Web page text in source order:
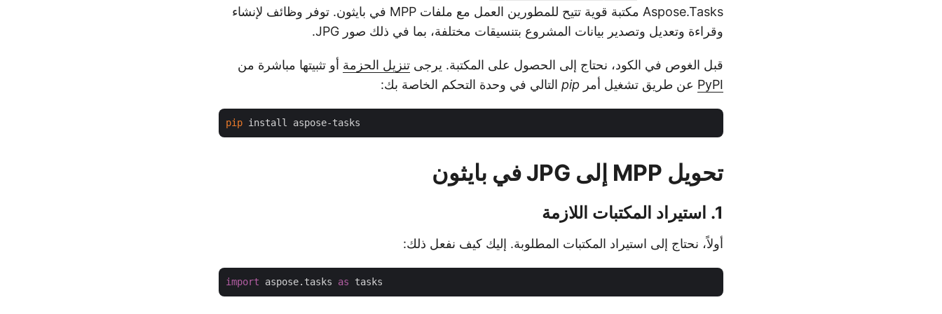
Aspose.Tasks مكتبة قوية تتيح للمطورين العمل مع ملفات MPP في بايثون. توفر وظائف لإنشاء
وقراءة وتعديل وتصدير بيانات المشروع بتنسيقات مختلفة، بما في ذلك صور JPG.
قبل الغوص في الكود، نحتاج إلى الحصول على المكتبة. يرجى تنزيل الحزمة أو تثبيتها مباشرة من
PyPI عن طريق تشغيل أمر pip التالي في وحدة التحكم الخاصة بك:
pip
تحويل MPP إلى JPG في بايثون
1. استيراد المكتبات اللازمة
أولاً، نحتاج إلى استيراد المكتبات المطلوبة. إليك كيف نفعل ذلك:
import aspose.tasks as